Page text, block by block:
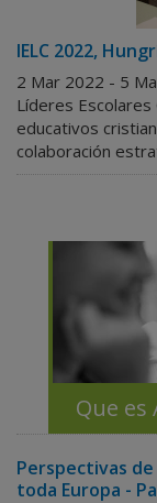
IELC 2022,
2 Mar 2022 - 5
Líderes
educativos
colaboración
Que es
Perspectivas
toda Europa -